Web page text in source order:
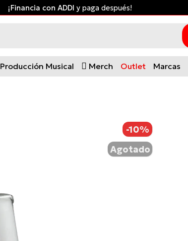
¡Financia con ADDI y paga después!
Producción Musical Merch Outlet Marcas
-10%
Agotado